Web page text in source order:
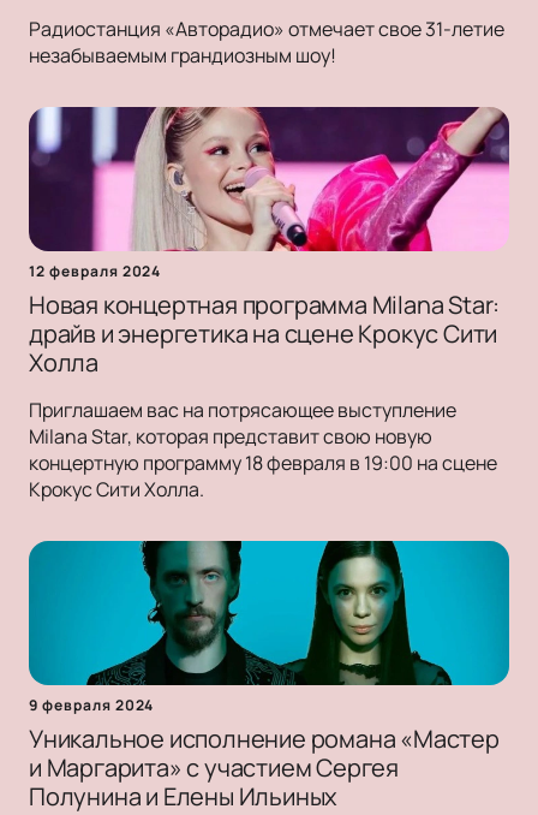
Радиостанция «Авторадио» отмечает свое 31-летие
незабываемым грандиозным шоу!
12 февраля 2024
Новая концертная программа Milana Star:
драйв и энергетика на сцене Крокус Сити
Холла
Приглашаем вас на потрясающее выступление
Milana Star, которая представит свою новую
концертную программу 18 февраля в 19:00 на сцене
Крокус Сити Холла.
9 февраля 2024
Уникальное исполнение романа «Мастер
и Маргарита» с участием Сергея
Полунина и Елены Ильиных